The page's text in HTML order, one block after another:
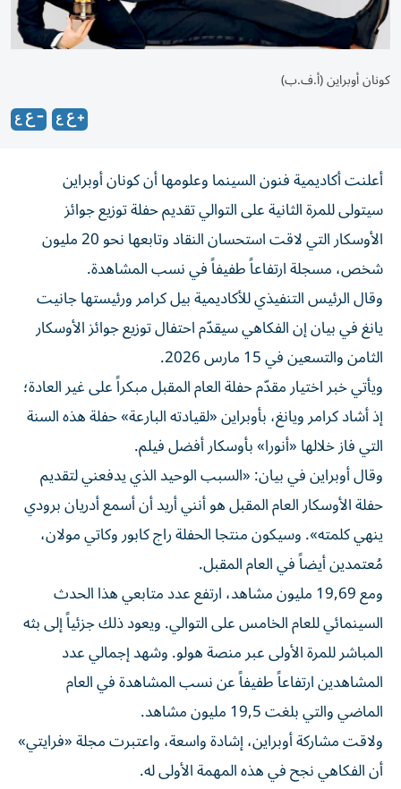
كونان أوبراين (أ.ف.ب)
أعلنت أكاديمية فنون السينما وعلومها أن كونان أوبراين
سيتولى للمرة الثانية على التوالي تقديم حفلة توزيع جوائز
الأوسكار التي لاقت استحسان النقاد وتابعها نحو 20 مليون
شخص، مسجلة ارتفاعاً طفيفاً في نسب المشاهدة.
وقال الرئيس التنفيذي للأكاديمية بيل كرامر ورئيستها جانيت
يانغ في بيان إن الفكاهي سيقدّم احتفال توزيع جوائز الأوسكار
الثامن والتسعين في 15 مارس 2026.
ويأتي خبر اختيار مقدّم حفلة العام المقبل مبكراً على غير العادة؛
إذ أشاد كرامر ويانغ، بأوبراين «لقيادته البارعة» حفلة هذه السنة
التي فاز خلالها «أنورا» بأوسكار أفضل فيلم.
وقال أوبراين في بيان: «السبب الوحيد الذي يدفعني لتقديم
حفلة الأوسكار العام المقبل هو أنني أريد أن أسمع أدريان برودي
ينهي كلمته». وسيكون منتجا الحفلة راج كابور وكاتي مولان،
مُعتمدين أيضاً في العام المقبل.
ومع 19,69 مليون مشاهد، ارتفع عدد متابعي هذا الحدث
السينمائي للعام الخامس على التوالي. ويعود ذلك جزئياً إلى بثه
المباشر للمرة الأولى عبر منصة هولو. وشهد إجمالي عدد
المشاهدين ارتفاعاً طفيفاً عن نسب المشاهدة في العام
الماضي والتي بلغت 19,5 مليون مشاهد.
ولاقت مشاركة أوبراين، إشادة واسعة، واعتبرت مجلة «فرايتي»
أن الفكاهي نجح في هذه المهمة الأولى له.